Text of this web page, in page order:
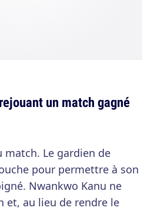
un match gagné
match. Le gardien de
pour permettre à son
Nwankwo Kanu ne
et, au lieu de rendre le